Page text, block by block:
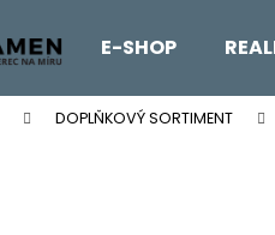
E-SHOP
DOPLŇKOVÝ SORTIMENT